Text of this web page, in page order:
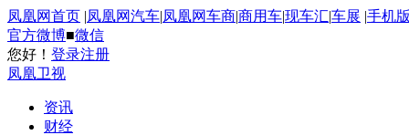
凤凰网首页 |凤凰网汽车|凤凰网车商|商用车|现车汇|车展 |手机版
官方微博■微信
您好！ 登录注册
凤凰卫视
资讯
财经